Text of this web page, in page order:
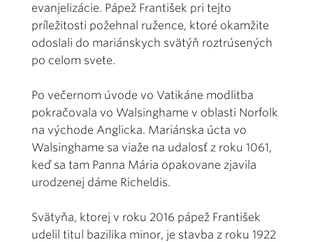
evanjelizácie. Pápež František pri tejto
príležitosti požehnal ružence, ktoré okamžite
odoslali do mariánskych svätýň roztrúsených
po celom svete.
Po večernom úvode vo Vatikáne modlitba
pokračovala vo Walsinghame v oblasti Norfolk
na východe Anglicka. Mariánska úcta vo
Walsinghame sa viaže na udalosť z roku 1061,
keď sa tam Panna Mária opakovane zjavila
urodzenej dáme Richeldis.
Svätyňa, ktorej v roku 2016 pápež František
udelil titul bazilika minor, je stavba z roku 1922